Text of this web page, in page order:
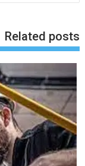
Related posts